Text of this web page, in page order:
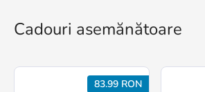
Cadouri asemănătoare
83.99 RON